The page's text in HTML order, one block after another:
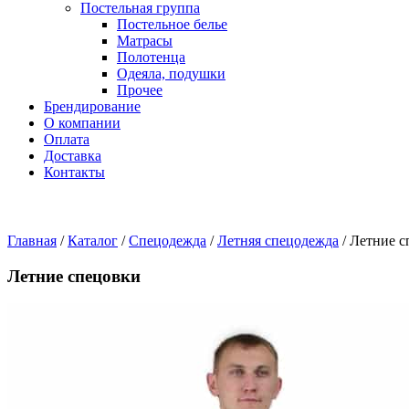
Постельная группа
Постельное белье
Матрасы
Полотенца
Одеяла, подушки
Прочее
Брендирование
О компании
Оплата
Доставка
Контакты
Главная / Каталог / Спецодежда / Летняя спецодежда / Летние
Летние спецовки